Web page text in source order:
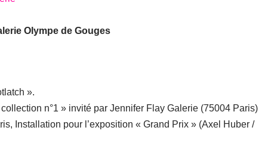
Olympe de Gouges
».
n°1 » invité par Jennifer Flay Galerie (75004 Paris)
Installation pour l’exposition « Grand Prix » (Axel Huber /